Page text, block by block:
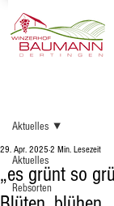
Aktuelles
Rebsorten
Aktuelles
„es grünt so
29. Apr. 2025 2 Min. Lesezeit